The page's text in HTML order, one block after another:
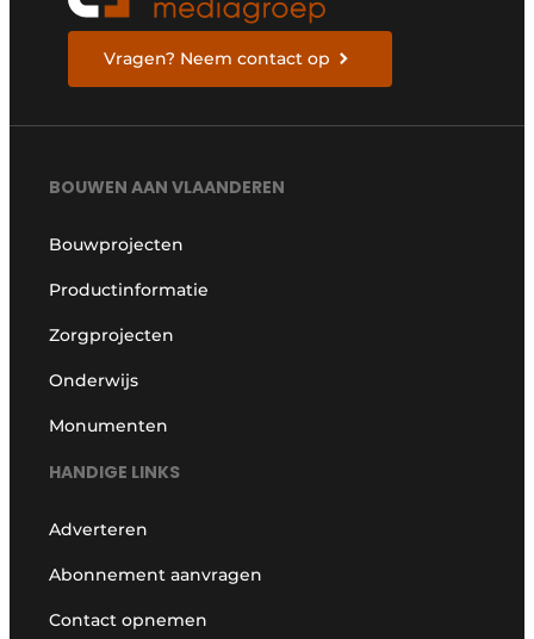
Vragen? Neem contact op
BOUWEN AAN VLAANDEREN
Bouwprojecten
Productinformatie
Zorgprojecten
Onderwijs
Monumenten
HANDIGE LINKS
Adverteren
Abonnement aanvragen
Contact opnemen